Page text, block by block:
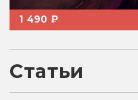
1 490 ₽
Статьи